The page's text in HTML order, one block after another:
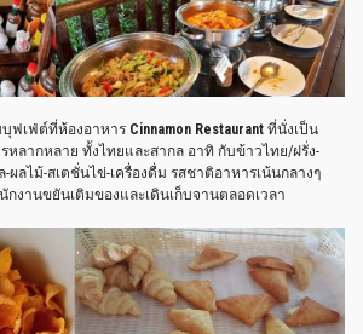
ฟเฟ่ต์ที่ห้องอาหาร Cinnamon Restaurant ที่นั่งเป็น
ลากหลาย ทั้งไทยและสากล อาทิ กับข้าวไทย/ฝรั่ง-
ผลไม้-สเตชั่นไข่-เครื่องดื่ม รสชาติอาหารเน้นกลางๆ
กงานขยันเติมของและเดินเก็บจานตลอดเวลา